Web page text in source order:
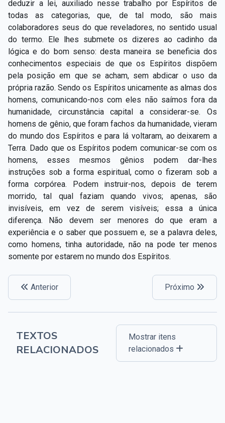
deduzir a lei, auxiliado nesse trabalho por Espíritos de
todas as categorias, que, de tal modo, são mais
colaboradores seus do que reveladores, no sentido usual
do termo. Ele lhes submete os dizeres ao cadinho da
lógica e do bom senso: desta maneira se beneficia dos
conhecimentos especiais de que os Espíritos dispõem
pela posição em que se acham, sem abdicar o uso da
própria razão. Sendo os Espíritos unicamente as almas dos
homens, comunicando-nos com eles não saímos fora da
humanidade, circunstância capital a considerar-se. Os
homens de gênio, que foram fachos da humanidade, vieram
do mundo dos Espíritos e para lá voltaram, ao deixarem a
Terra. Dado que os Espíritos podem comunicar-se com os
homens, esses mesmos gênios podem dar-lhes
instruções sob a forma espiritual, como o fizeram sob a
forma corpórea. Podem instruir-nos, depois de terem
morrido, tal qual faziam quando vivos; apenas, são
invisíveis, em vez de serem visíveis; essa a única
diferença. Não devem ser menores do que eram a
experiência e o saber que possuem e, se a palavra deles,
como homens, tinha autoridade, não na pode ter menos
somente por estarem no mundo dos Espíritos.
Anterior Próximo
TEXTOS
RELACIONADOS
Mostrar itens
relacionados